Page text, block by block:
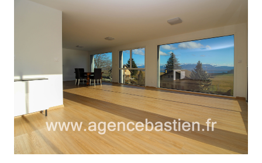
voir le bien